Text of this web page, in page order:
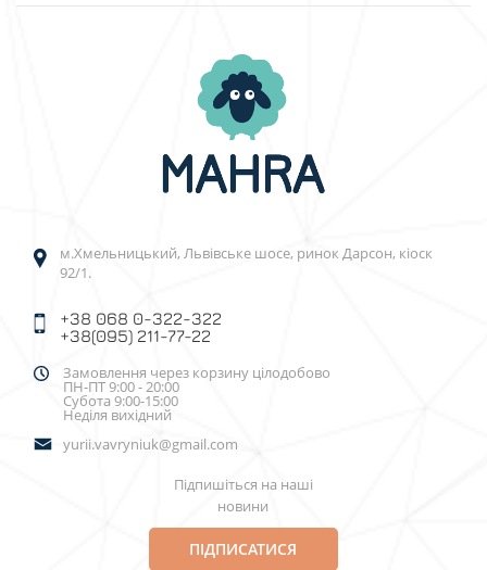
м.Хмельницький, Львівське шосе, ринок Дарсон, кіоск
92/1.
+38 068 0-322-322
+38(095) 211-77-22
Замовлення через корзину цілодобово
ПН-ПТ 9:00 - 20:00
Субота 9:00-15:00
Неділя вихідний
yurii.vavryniuk@gmail.com
Підпишіться на наші
новини
ПІДПИСАТИСЯ